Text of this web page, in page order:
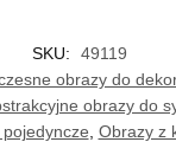
SKU:
49119
obrazy do
obrazy do
Obrazy z